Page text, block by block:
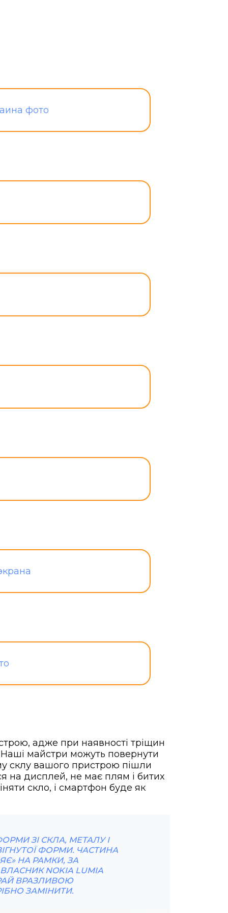
адже при наявності тріщин
майстри можуть повернути
склу вашого пристрою пішли
на дисплей, не має плям і битих
скло, і смартфон буде як
ЗІ СКЛА, МЕТАЛУ І
ФОРМИ. ЧАСТИНА
НА РАМКИ, ЗА
NOKIA LUMIA
ВРАЗЛИВОЮ
ЗАМІНИТИ.